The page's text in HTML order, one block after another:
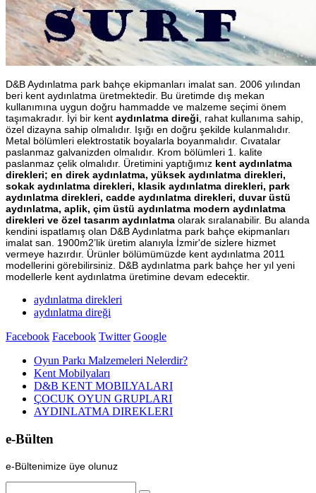
D&B Aydınlatma park bahçe ekipmanları imalat san. 2006 yılından
beri kent aydınlatma üretmektedir. Bu üretimde dış mekan
kullanımına uygun doğru hammadde ve malzeme seçimi önem
taşımakradır. İyi bir kent aydınlatma direği, rahat kullanıma sahip,
özel dizayna sahip olmalıdır. Işığı en doğru şekilde kulanmalıdır.
Metal bölümleri elektrostatik boyalarla boyanmalıdır. Cıvatalar
paslanmaz galvanizden olmalıdır. Krom bölümleri 1. kalite
paslanmaz çelik olmalıdır. Üretimini yaptığımız kent aydınlatma
direkleri; en direk aydınlatma, yüksek aydınlatma direkleri,
sokak aydınlatma direkleri, klasik aydınlatma direkleri, park
aydınlatma direkleri, cadde aydınlatma direkleri, duvar üstü
aydınlatma, aplik, çim üstü aydınlatma modern aydınlatma
direkleri ve özel tasarım aydınlatma olarak sıralanabilir. Bu alanda
kendini ispatlamış olan D&B Aydınlatma park bahçe ekipmanları
imalat san. 1900m2’lik üretim alanıyla İzmir'de sizlere hizmet
vermeye hazırdır. Ürünler bölümümüzde kent aydınlatma 2011
modellerini görebilirsiniz. D&B aydınlatma park bahçe her yıl yeni
modellerle kent aydınlatma üretimine devam edecektir.
aydınlatma direkleri
aydınlatma direği
Facebook Facebook Twitter Google
Oyun Parkı Malzemeleri Nelerdir?
Kent Mobilyaları
D&B KENT MOBILYALARI
ÇOCUK OYUN GRUPLARI
AYDINLATMA DIREKLERI
e-Bülten
e-Bültenimize üye olunuz